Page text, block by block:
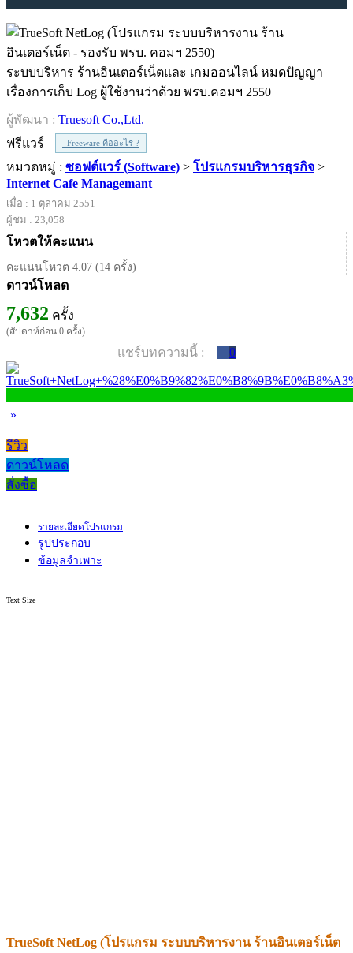
ระบบบริหาร ร้านอินเตอร์เน็ตและ เกมออนไลน์ หมดปัญญา
เรื่องการเก็บ Log ผู้ใช้งานว่าด้วย พรบ.คอมฯ 2550
ผู้พัฒนา : Truesoft Co.,Ltd.
ฟรีแวร์
Freeware คืออะไร ?
หมวดหมู่ : ซอฟต์แวร์ (Software) > โปรแกรมบริหารธุรกิจ >
Internet Cafe Managemant
เมื่อ : 1 ตุลาคม 2551
ผู้ชม : 23,058
โหวตให้คะแนน
คะแนนโหวต 4.07 (14 ครั้ง)
ดาวน์โหลด
7,632 ครั้ง
(สัปดาห์ก่อน 0 ครั้ง)
แชร์บทความนี้ : 0
»
รีวิว
ดาวน์โหลด
สั่งซื้อ
รายละเอียดโปรแกรม
รูปประกอบ
ข้อมูลจำเพาะ
Text Size
TrueSoft NetLog (โปรแกรม ระบบบริหารงาน ร้านอินเตอร์เน็ต